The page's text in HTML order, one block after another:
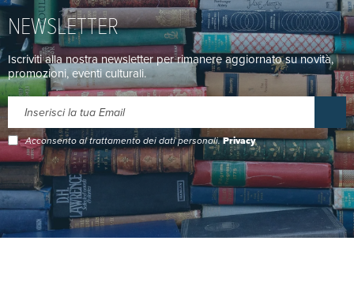
NEWSLETTER
Iscriviti alla nostra newsletter per rimanere aggiornato su novità,
promozioni, eventi culturali.
Acconsento al trattamento dei dati personali.Privacy